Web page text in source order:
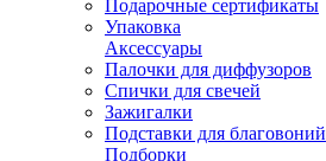
Подарочные сертификаты
Упаковка
Аксессуары
Палочки для диффузоров
Спички для свечей
Зажигалки
Подставки для благовоний
Подборки